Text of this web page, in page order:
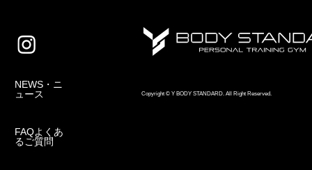
NEWS・ニ
ュース
FAQよくあ
るご質問
Copyright © Y BODY STANDARD. All Right Reserved.